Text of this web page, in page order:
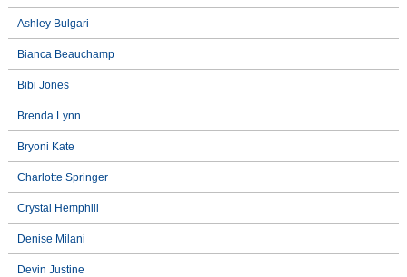
Ashley Bulgari
Bianca Beauchamp
Bibi Jones
Brenda Lynn
Bryoni Kate
Charlotte Springer
Crystal Hemphill
Denise Milani
Devin Justine